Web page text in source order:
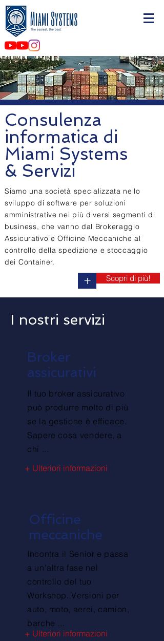
Consulenza
informatica di
Miami Systems
& Servizi
Siamo una società specializzata nello
sviluppo di software per soluzioni
amministrative nei più diversi segmenti di
business, che vanno dal Brokeraggio
Assicurativo e Officine Meccaniche al
controllo della spedizione e stoccaggio
dei Container.
+ Scopri di più!
I nostri servizi
Broker
assicurativi
Il tuo broker assicurativo
può produrre molto di più
se la gestione è efficace.
Sapere cosa vendere, a
chi ...
+ Ulteriori informazioni
Officine
meccaniche
Incontra il Senior e passa
a un'altra fase nel
controllo del tuo
Workshop. Versioni per
auto, moto, aerei, camion,
barche ...
+ Ulteriori informazioni